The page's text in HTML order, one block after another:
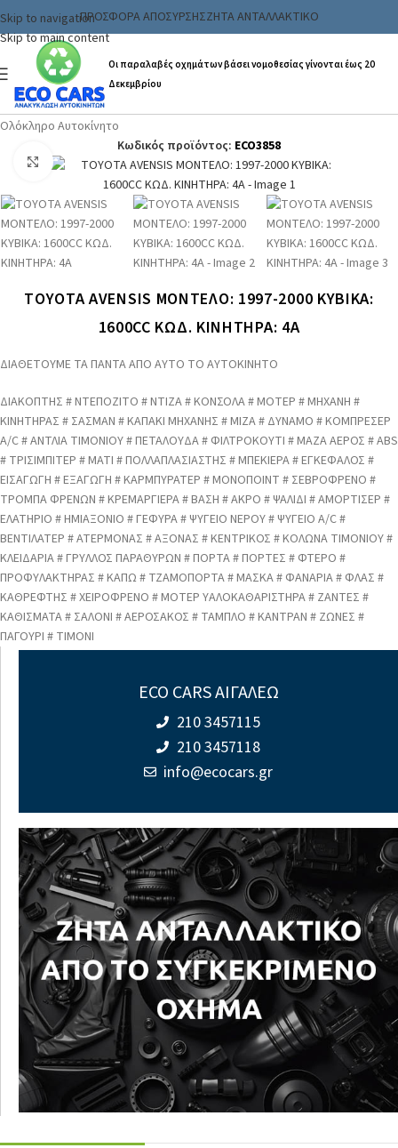
Skip to navigation
Skip to main content
ΠΡΟΣΦΟΡΑ ΑΠΟΣΥΡΣΗΣΖΗΤΑ ΑΝΤΑΛΛΑΚΤΙΚΟ
Οι παραλαβές οχημάτων βάσει νομοθεσίας γίνονται έως 20
Δεκεμβρίου
Αρχική σελίδα/Ανταλλακτικα & Αξεσουάρ
Ολόκληρο Αυτοκίνητο
Κωδικός προϊόντος: ECO3858
Click to enlarge
TOYOTA AVENSIS ΜΟΝΤΕΛΟ: 1997-2000 ΚΥΒΙΚΑ:
1600CC ΚΩΔ. ΚΙΝΗΤΗΡΑ: 4A
ΔΙΑΘΕΤΟΥΜΕ ΤΑ ΠΑΝΤΑ ΑΠΟ ΑΥΤΟ ΤΟ ΑΥΤΟΚΙΝΗΤΟ
ΔΙΑΚΟΠΤΗΣ # ΝΤΕΠΟΖΙΤΟ # ΝΤΙΖΑ # ΚΟΝΣΟΛΑ # ΜΟΤΕΡ # ΜΗΧΑΝΗ #
ΚΙΝΗΤΗΡΑΣ # ΣΑΣΜΑΝ # ΚΑΠΑΚΙ ΜΗΧΑΝΗΣ # ΜΙΖΑ # ΔΥΝΑΜΟ # ΚΟΜΠΡΕΣΕΡ
A/C # ΑΝΤΛΙΑ ΤΙΜΟΝΙΟΥ # ΠΕΤΑΛΟΥΔΑ # ΦΙΛΤΡΟΚΟΥΤΙ # ΜΑΖΑ ΑΕΡΟΣ # ABS
# ΤΡΙΣΙΜΠΙΤΕΡ # ΜΑΤΙ # ΠΟΛΛΑΠΛΑΣΙΑΣΤΗΣ # ΜΠΕΚΙΕΡΑ # ΕΓΚΕΦΑΛΟΣ #
ΕΙΣΑΓΩΓΗ # ΕΞΑΓΩΓΗ # ΚΑΡΜΠΥΡΑΤΕΡ # ΜΟΝΟΠΟΙΝΤ # ΣΕΒΡΟΦΡΕΝΟ #
ΤΡΟΜΠΑ ΦΡΕΝΩΝ # ΚΡΕΜΑΡΓΙΕΡΑ # ΒΑΣΗ # ΑΚΡΟ # ΨΑΛΙΔΙ # ΑΜΟΡΤΙΣΕΡ #
ΕΛΑΤΗΡΙΟ # ΗΜΙΑΞΟΝΙΟ # ΓΕΦΥΡΑ # ΨΥΓΕΙΟ ΝΕΡΟΥ # ΨΥΓΕΙΟ A/C #
ΒΕΝΤΙΛΑΤΕΡ # ΑΤΕΡΜΟΝΑΣ # ΑΞΟΝΑΣ # ΚΕΝΤΡΙΚΟΣ # ΚΟΛΩΝΑ ΤΙΜΟΝΙΟΥ #
ΚΛΕΙΔΑΡΙΑ # ΓΡΥΛΛΟΣ ΠΑΡΑΘΥΡΩΝ # ΠΟΡΤΑ # ΠΟΡΤΕΣ # ΦΤΕΡΟ #
ΠΡΟΦΥΛΑΚΤΗΡΑΣ # ΚΑΠΩ # ΤΖΑΜΟΠΟΡΤΑ # ΜΑΣΚΑ # ΦΑΝΑΡΙΑ # ΦΛΑΣ #
ΚΑΘΡΕΦΤΗΣ # ΧΕΙΡΟΦΡΕΝΟ # ΜΟΤΕΡ ΥΑΛΟΚΑΘΑΡΙΣΤΗΡΑ # ΖΑΝΤΕΣ #
ΚΑΘΙΣΜΑΤΑ # ΣΑΛΟΝΙ # ΑΕΡΟΣΑΚΟΣ # ΤΑΜΠΛΟ # ΚΑΝΤΡΑΝ # ΖΩΝΕΣ #
ΠΑΓΟΥΡΙ # ΤΙΜΟΝΙ
ECO CARS ΑΙΓΑΛΕΩ
210 3457115
210 3457118
info@ecocars.gr